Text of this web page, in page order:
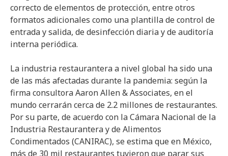
correcto de elementos de protección, entre otros
formatos adicionales como una plantilla de control de
entrada y salida, de desinfección diaria y de auditoría
interna periódica.
La industria restaurantera a nivel global ha sido una
de las más afectadas durante la pandemia: según la
firma consultora Aaron Allen & Associates, en el
mundo cerrarán cerca de 2.2 millones de restaurantes.
Por su parte, de acuerdo con la Cámara Nacional de la
Industria Restaurantera y de Alimentos
Condimentados (CANIRAC), se estima que en México,
más de 30 mil restaurantes tuvieron que parar sus